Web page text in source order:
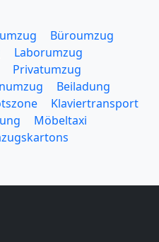
Büroumzug
Laborumzug
Privatumzug
Beiladung
Klaviertransport
Möbeltaxi